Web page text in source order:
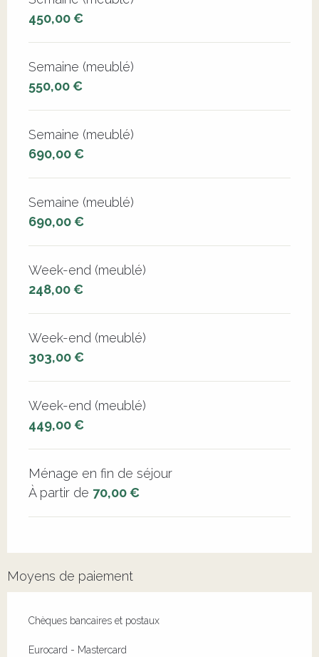
450,00 €
Semaine (meublé)
550,00 €
Semaine (meublé)
690,00 €
Semaine (meublé)
690,00 €
Week-end (meublé)
248,00 €
Week-end (meublé)
303,00 €
Week-end (meublé)
449,00 €
Ménage en fin de séjour
À partir de 70,00 €
Moyens de paiement
Chèques bancaires et postaux
Eurocard - Mastercard